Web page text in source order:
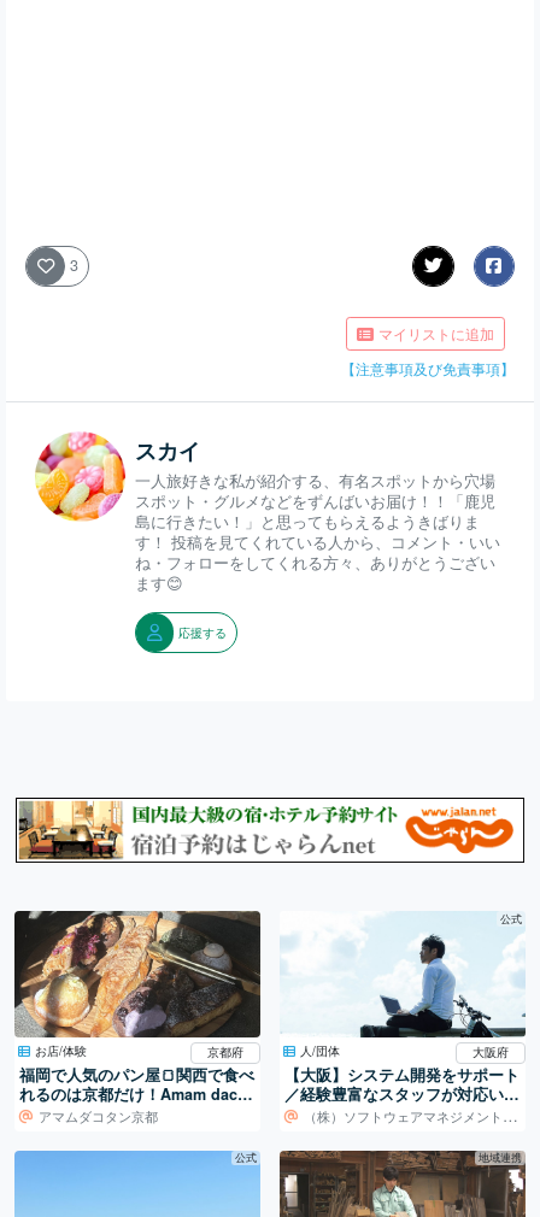
3
マイリストに追加
【注意事項及び免責事項】
スカイ
一人旅好きな私が紹介する、有名スポットから穴場
スポット・グルメなどをずんばいお届け！！「鹿児
島に行きたい！」と思ってもらえるようきばりま
す！ 投稿を見てくれている人から、コメント・いい
ね・フォローをしてくれる方々、ありがとうござい
ます😊
応援する
お店/体験 京都府
福岡で人気のパン屋🍞関西で食べ
れるのは京都だけ！Amam dacot
an Kyoto🥐
アマムダコタン京都
公式
人/団体 大阪府
【大阪】システム開発をサポート
／経験豊富なスタッフが対応いた
します！
（株）ソフトウェアマネジメントセンター
公式 地域連携